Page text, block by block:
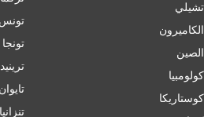
تشيلي
الكاميرون
الصين
کولومبیا
كوستاريكا
تونس
تونجا
تايوان
تنزانيا